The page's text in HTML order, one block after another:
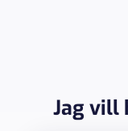
Jag vill